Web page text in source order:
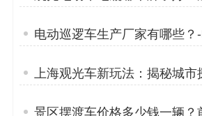
晚了「专菱」
电动巡逻车生产厂家有哪些？
巡逻车的日常维护与清洗「专
上海观光车新玩法：揭秘城市
如何用观光车玩转魔都风光！
菱」
景区摆渡车价格多少钱一辆？